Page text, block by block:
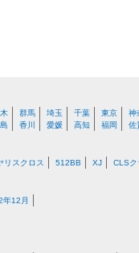
群馬 埼玉 千葉 東京 神
香川 愛媛 高知 福岡 佐
リスクロス 512BB XJ CLSク
年12月